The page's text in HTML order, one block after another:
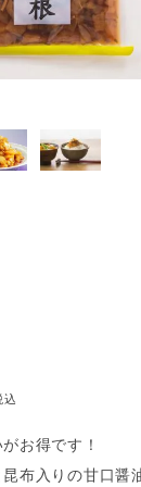
込
お得です！
布入りの甘口醤